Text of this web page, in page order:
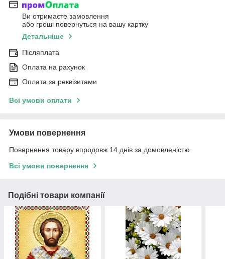
Ви отримаєте замовлення
або гроші повернуться на вашу картку
Детальніше
Післяплата
Оплата на рахунок
Оплата за реквізитами
Всі умови оплати
Умови повернення
Повернення товару впродовж 14 днів за домовленістю
Всі умови повернення
Подібні товари компанії